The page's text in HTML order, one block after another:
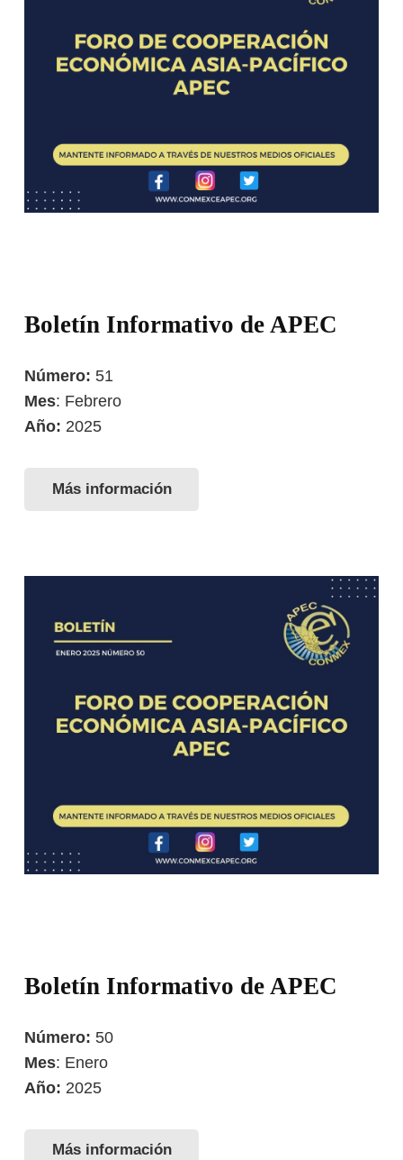
Boletín Informativo de APEC
Número: 51
Mes: Febrero
Año: 2025
Más información
Boletín Informativo de APEC
Número: 50
Mes: Enero
Año: 2025
Más información